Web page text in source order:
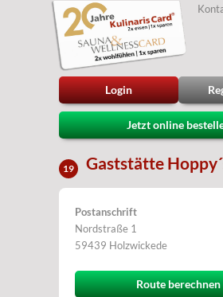
Login
Jetzt online
19 Gaststätte
Postanschrift
Nordstraße 1
59439 Holzwickede
Route berechnen